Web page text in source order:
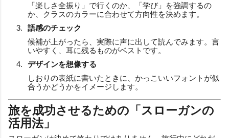
「楽しさ全振り」で行くのか、「学び」を強調するの
か、クラスのカラーに合わせて方向性を決めます。
語感のチェック
候補が上がったら、実際に声に出して読んでみます。言
いやすく、耳に残るものがベストです。
デザインを想像する
しおりの表紙に書いたときに、かっこいいフォントが似
合うかどうかをイメージします。
旅を成功させるための「スローガンの
活用法」